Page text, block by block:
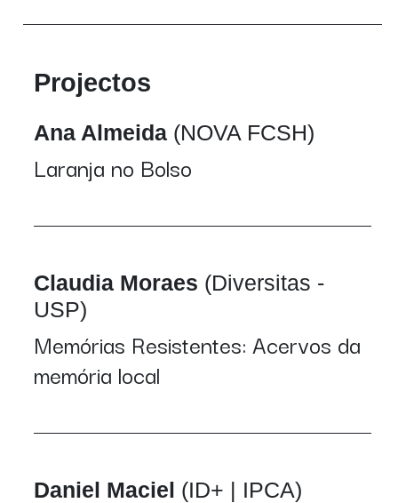
Projectos
Ana Almeida (NOVA FCSH)
Laranja no Bolso
Claudia Moraes (Diversitas -
USP)
Memórias Resistentes: Acervos da
memória local
Daniel Maciel (ID+ | IPCA)